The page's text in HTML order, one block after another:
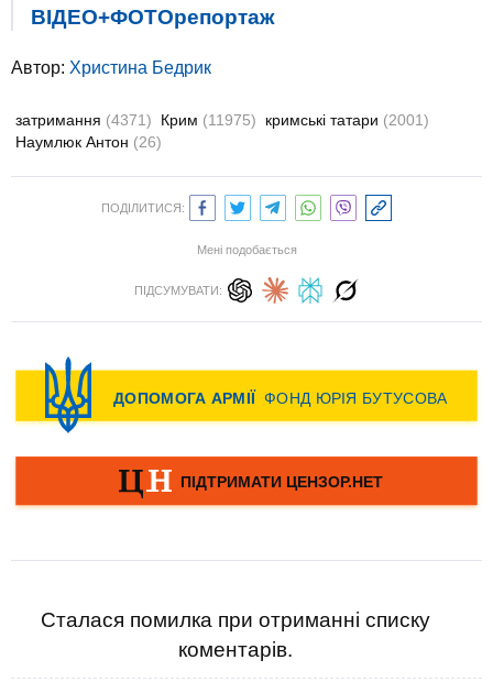
ВІДЕО+ФОТОрепортаж
Автор: Христина Бедрик
затримання (4371) Крим (11975) кримські татари (2001)
Наумлюк Антон (26)
ПОДІЛИТИСЯ:
Мені подобається
ПІДСУМУВАТИ:
Сталася помилка при отриманні списку
коментарів.